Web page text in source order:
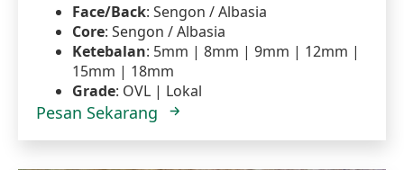
Face/Back: Sengon / Albasia
Core: Sengon / Albasia
Ketebalan: 5mm | 8mm | 9mm | 12mm |
15mm | 18mm
Grade: OVL | Lokal
Pesan Sekarang